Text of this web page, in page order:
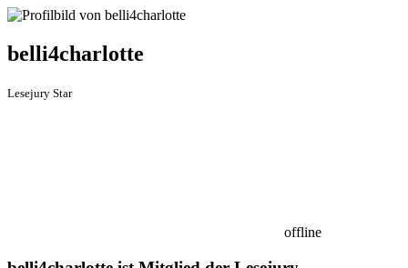
belli4charlotte
Lesejury Star
offline